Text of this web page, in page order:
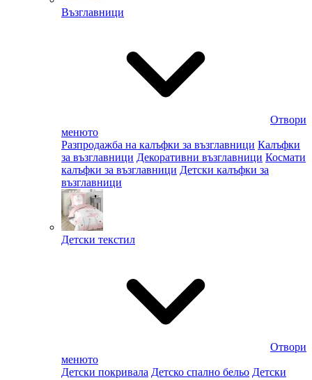
Възглавници
Отвори
менюто
Разпродажба на калъфки за възглавници Калъфки
за възглавници Декоративни възглавници Космати
калъфки за възглавници Детски калъфки за
възглавници
Детски текстил
Отвори
менюто
Детски покривала Детско спално бельо Детски